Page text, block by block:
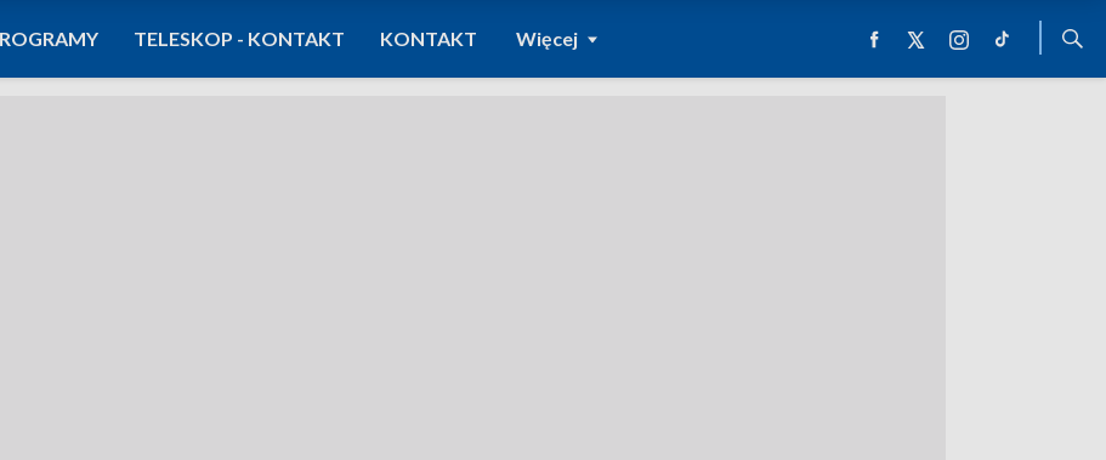
TELESKOP - KONTAKT KONTAKT Więcej